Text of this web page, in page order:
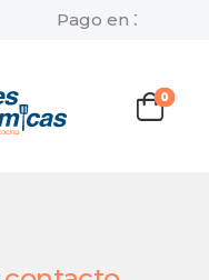
Pago en 3 ó 6
0